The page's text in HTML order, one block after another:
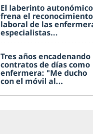
El laberinto autonómico
frena el reconocimiento
laboral de las
especialistas...
Tres años encadenando
contratos de días como
enfermera: "Me ducho
con el móvil al...